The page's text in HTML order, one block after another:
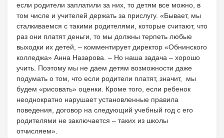
если родители заплатили за них, то детям все можно, в
том числе и учителей держать за прислугу. «Бывает, мы
сталкиваемся с такими родителями, которые считают, что
раз они платят деньги, то мы должны терпеть любые
выходки их детей, – комментирует директор «Обнинского
колледжа» Анна Назарова. – Но наша задача – хорошо
учить. Поэтому мы не даем детям возможности даже
подумать о том, что если родители платят, значит, мы
будем «рисовать» оценки. Кроме того, если ребенок
неоднократно нарушает установленные правила
поведения, договор на следующий учебный год с его
родителями не заключается – таких из школы
отчисляем».